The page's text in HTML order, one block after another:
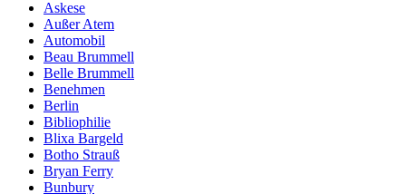
Askese
Außer Atem
Automobil
Beau Brummell
Belle Brummell
Benehmen
Berlin
Bibliophilie
Blixa Bargeld
Botho Strauß
Bryan Ferry
Bunbury